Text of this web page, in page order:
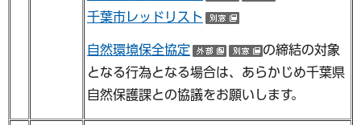
千葉市レッドリスト
自然環境保全協定
（外部サイトへリンク
（別ウインドウ
の締結の対象
となる行為となる場合は、あらかじめ千葉県
自然保護課との協議をお願いします。